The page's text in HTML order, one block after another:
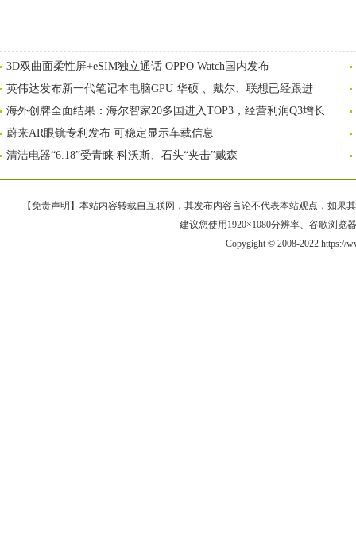
3D双曲面柔性屏+eSIM独立通话 OPPO Watch国内发布
英伟达发布新一代笔记本电脑GPU 华硕 、戴尔、联想已经跟进
海外创牌全面结果：海尔智家20多国进入TOP3，经营利润Q3增长
蔚来AR眼镜专利发布 可稳定显示车载信息
清洁电器“6.18”受青睐 科沃斯、石头“夹击”戴森
【免责声明】本站内容转载自互联网，其发布内容言论不代表本站观点，如果
建议您使用1920×1080分辨率、谷歌浏览
Copygight © 2008-2022 https://